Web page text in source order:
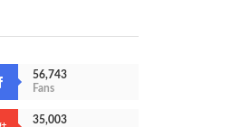
56,743
Fans
35,003